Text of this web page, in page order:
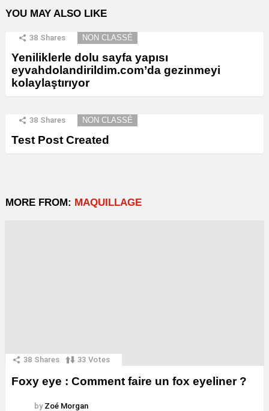
YOU MAY ALSO LIKE
38 Shares NON CLASSÉ
Yeniliklerle dolu sayfa yapısı
eyvahdolandirildim.com’da gezinmeyi
kolaylaştırıyor
38 Shares NON CLASSÉ
Test Post Created
MORE FROM: MAQUILLAGE
38 Shares 33 Votes
Foxy eye : Comment faire un fox eyeliner ?
by Zoé Morgan